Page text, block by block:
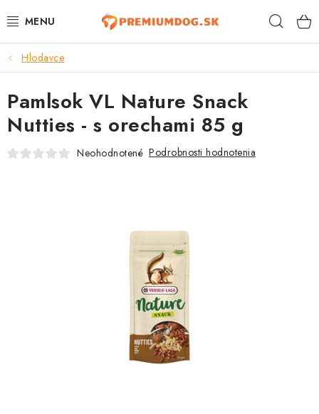
na
TOP 100 PRODUKTOV
NOVINKY
AKCIE
Hlodavce
Pamlsok VL Nature Snack
Nutties - s orechami 85 g
Neohodnotené Podrobnosti hodnotenia